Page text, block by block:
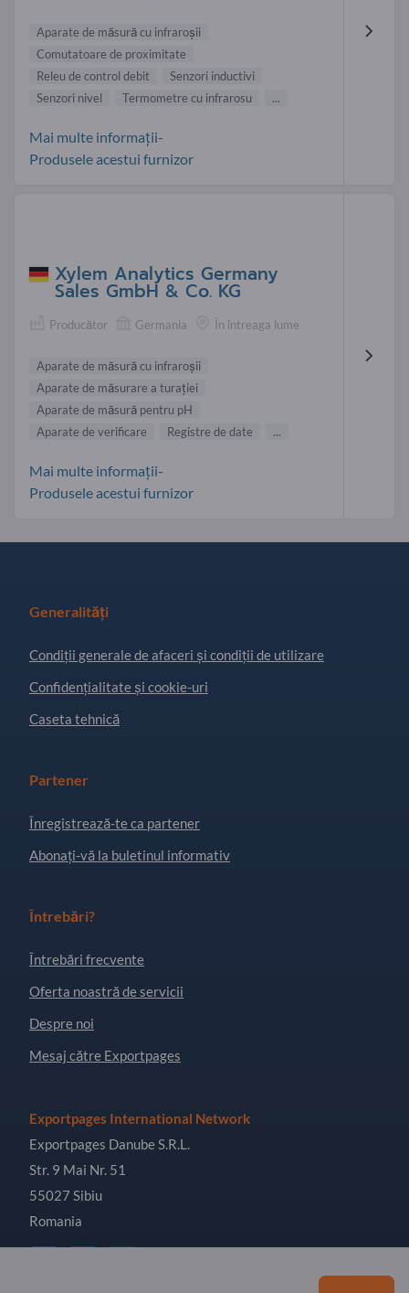
Aparate de măsură cu infraroşii
Comutatoare de proximitate
Releu de control debit
Senzori inductivi
Senzori nivel
Termometre cu infrarosu ...
Mai multe informații-
Produsele acestui furnizor
Xylem Analytics Germany
Sales GmbH & Co. KG
Producător Germania În întreaga lume
Aparate de măsură cu infraroşii
Aparate de măsurare a turaţiei
Aparate de măsură pentru pH
Aparate de verificare
Registre de date ...
Mai multe informații-
Produsele acestui furnizor
Generalități
Condiţii generale de afaceri și condiții de utilizare
Confidențialitate și cookie-uri
Caseta tehnică
Partener
Înregistrează-te ca partener
Abonați-vă la buletinul informativ
Întrebări?
Întrebări frecvente
Oferta noastră de servicii
Despre noi
Mesaj către Exportpages
Exportpages International Network
Exportpages Danube S.R.L.
Str. 9 Mai Nr. 51
55027 Sibiu
Romania